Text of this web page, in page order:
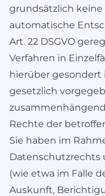
grundsätzlich
automatische
Art. 22 DSGVO
Verfahren in
hierüber gesondert
gesetzlich
Rechte der
Sie haben im
Datenschutzrechts
(wie etwa im Falle
Auskunft,